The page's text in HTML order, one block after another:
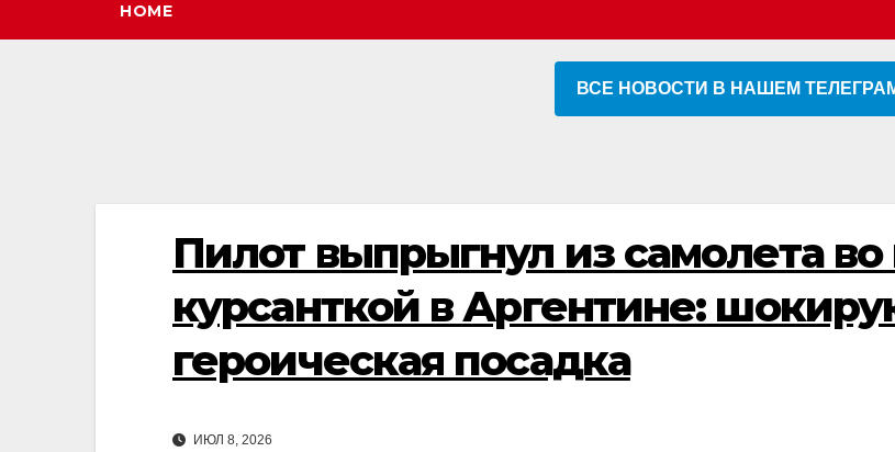
HOME
ВСЕ НОВОСТИ В НАШЕМ
Пилот выпрыгнул из самолета во
курсанткой в Аргентине:
героическая посадка
ИЮЛ 8, 2026